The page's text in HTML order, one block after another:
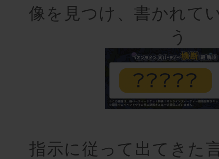
像を見つけ、書かれて
う
指示に従って出てきた